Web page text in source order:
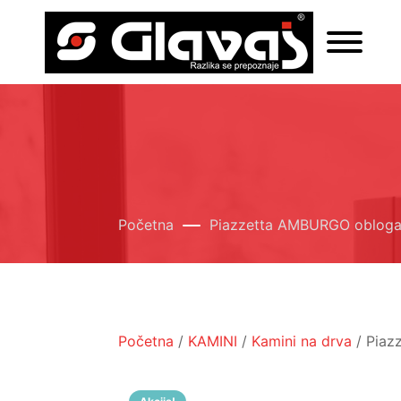
Početna Piazzetta AMBURGO obloga
Početna / KAMINI / Kamini na drva /